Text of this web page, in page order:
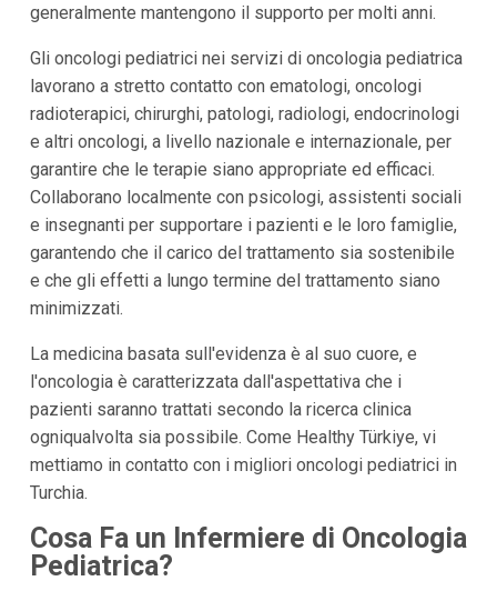
generalmente mantengono il supporto per molti anni.
Gli oncologi pediatrici nei servizi di oncologia pediatrica
lavorano a stretto contatto con ematologi, oncologi
radioterapici, chirurghi, patologi, radiologi, endocrinologi
e altri oncologi, a livello nazionale e internazionale, per
garantire che le terapie siano appropriate ed efficaci.
Collaborano localmente con psicologi, assistenti sociali
e insegnanti per supportare i pazienti e le loro famiglie,
garantendo che il carico del trattamento sia sostenibile
e che gli effetti a lungo termine del trattamento siano
minimizzati.
La medicina basata sull'evidenza è al suo cuore, e
l'oncologia è caratterizzata dall'aspettativa che i
pazienti saranno trattati secondo la ricerca clinica
ogniqualvolta sia possibile. Come Healthy Türkiye, vi
mettiamo in contatto con i migliori oncologi pediatrici in
Turchia.
Cosa Fa un Infermiere di Oncologia
Pediatrica?